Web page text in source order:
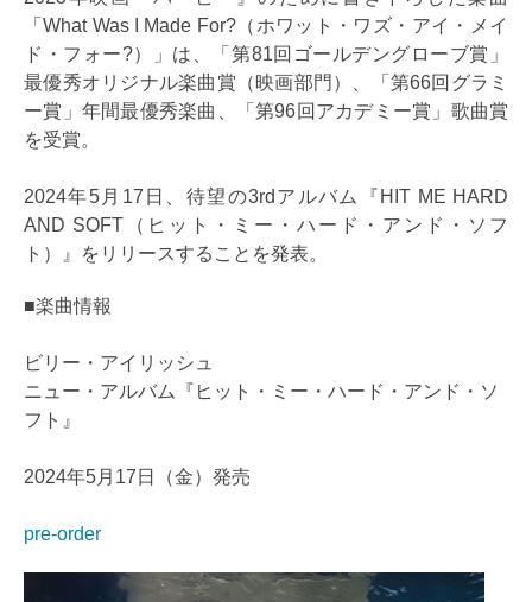
「What Was I Made For?（ホワット・ワズ・アイ・メイ
ド・フォー?）」は、「第81回ゴールデングローブ賞」
最優秀オリジナル楽曲賞（映画部門）、「第66回グラミ
ー賞」年間最優秀楽曲、「第96回アカデミー賞」歌曲賞
を受賞。
2024年5月17日、待望の3rdアルバム『HIT ME HARD
AND SOFT（ヒット・ミー・ハード・アンド・ソフ
ト）』をリリースすることを発表。
■楽曲情報
ビリー・アイリッシュ
ニュー・アルバム『ヒット・ミー・ハード・アンド・ソ
フト』
2024年5月17日（金）発売
pre-order